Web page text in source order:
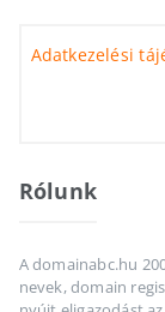
Adatkezelési
Rólunk
A domainabc.hu
nevek, domain